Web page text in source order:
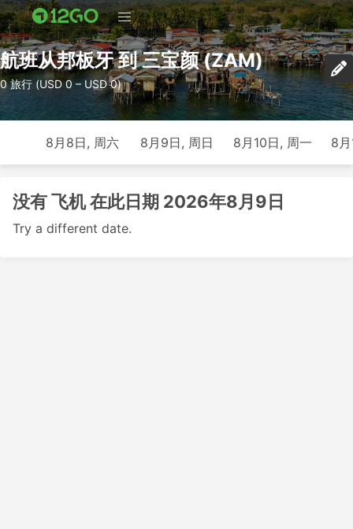
航班从邦板牙 到 三宝颜 (ZAM)
0 旅行 (USD 0 – USD 0)
8月8日, 周六 8月9日, 周日 8月10日, 周一 8
没有 飞机 在此日期 2026年8月9日
Try a different date.